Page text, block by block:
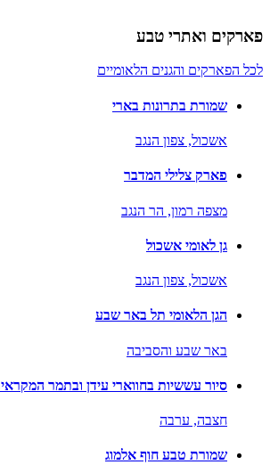
פארקים ואתרי טבע
לכל הפארקים והגנים הלאומיים
שמורת בתרונות בארי
אשכול, צפון הנגב
פארק צלילי המדבר
מצפה רמון, הר הנגב
גן לאומי אשכול
אשכול, צפון הנגב
הגן הלאומי תל באר שבע
באר שבע והסביבה
סיור עששיות בחווארי עידן ובתמר
חצבה, ערבה
שמורת טבע חוף אלמוג